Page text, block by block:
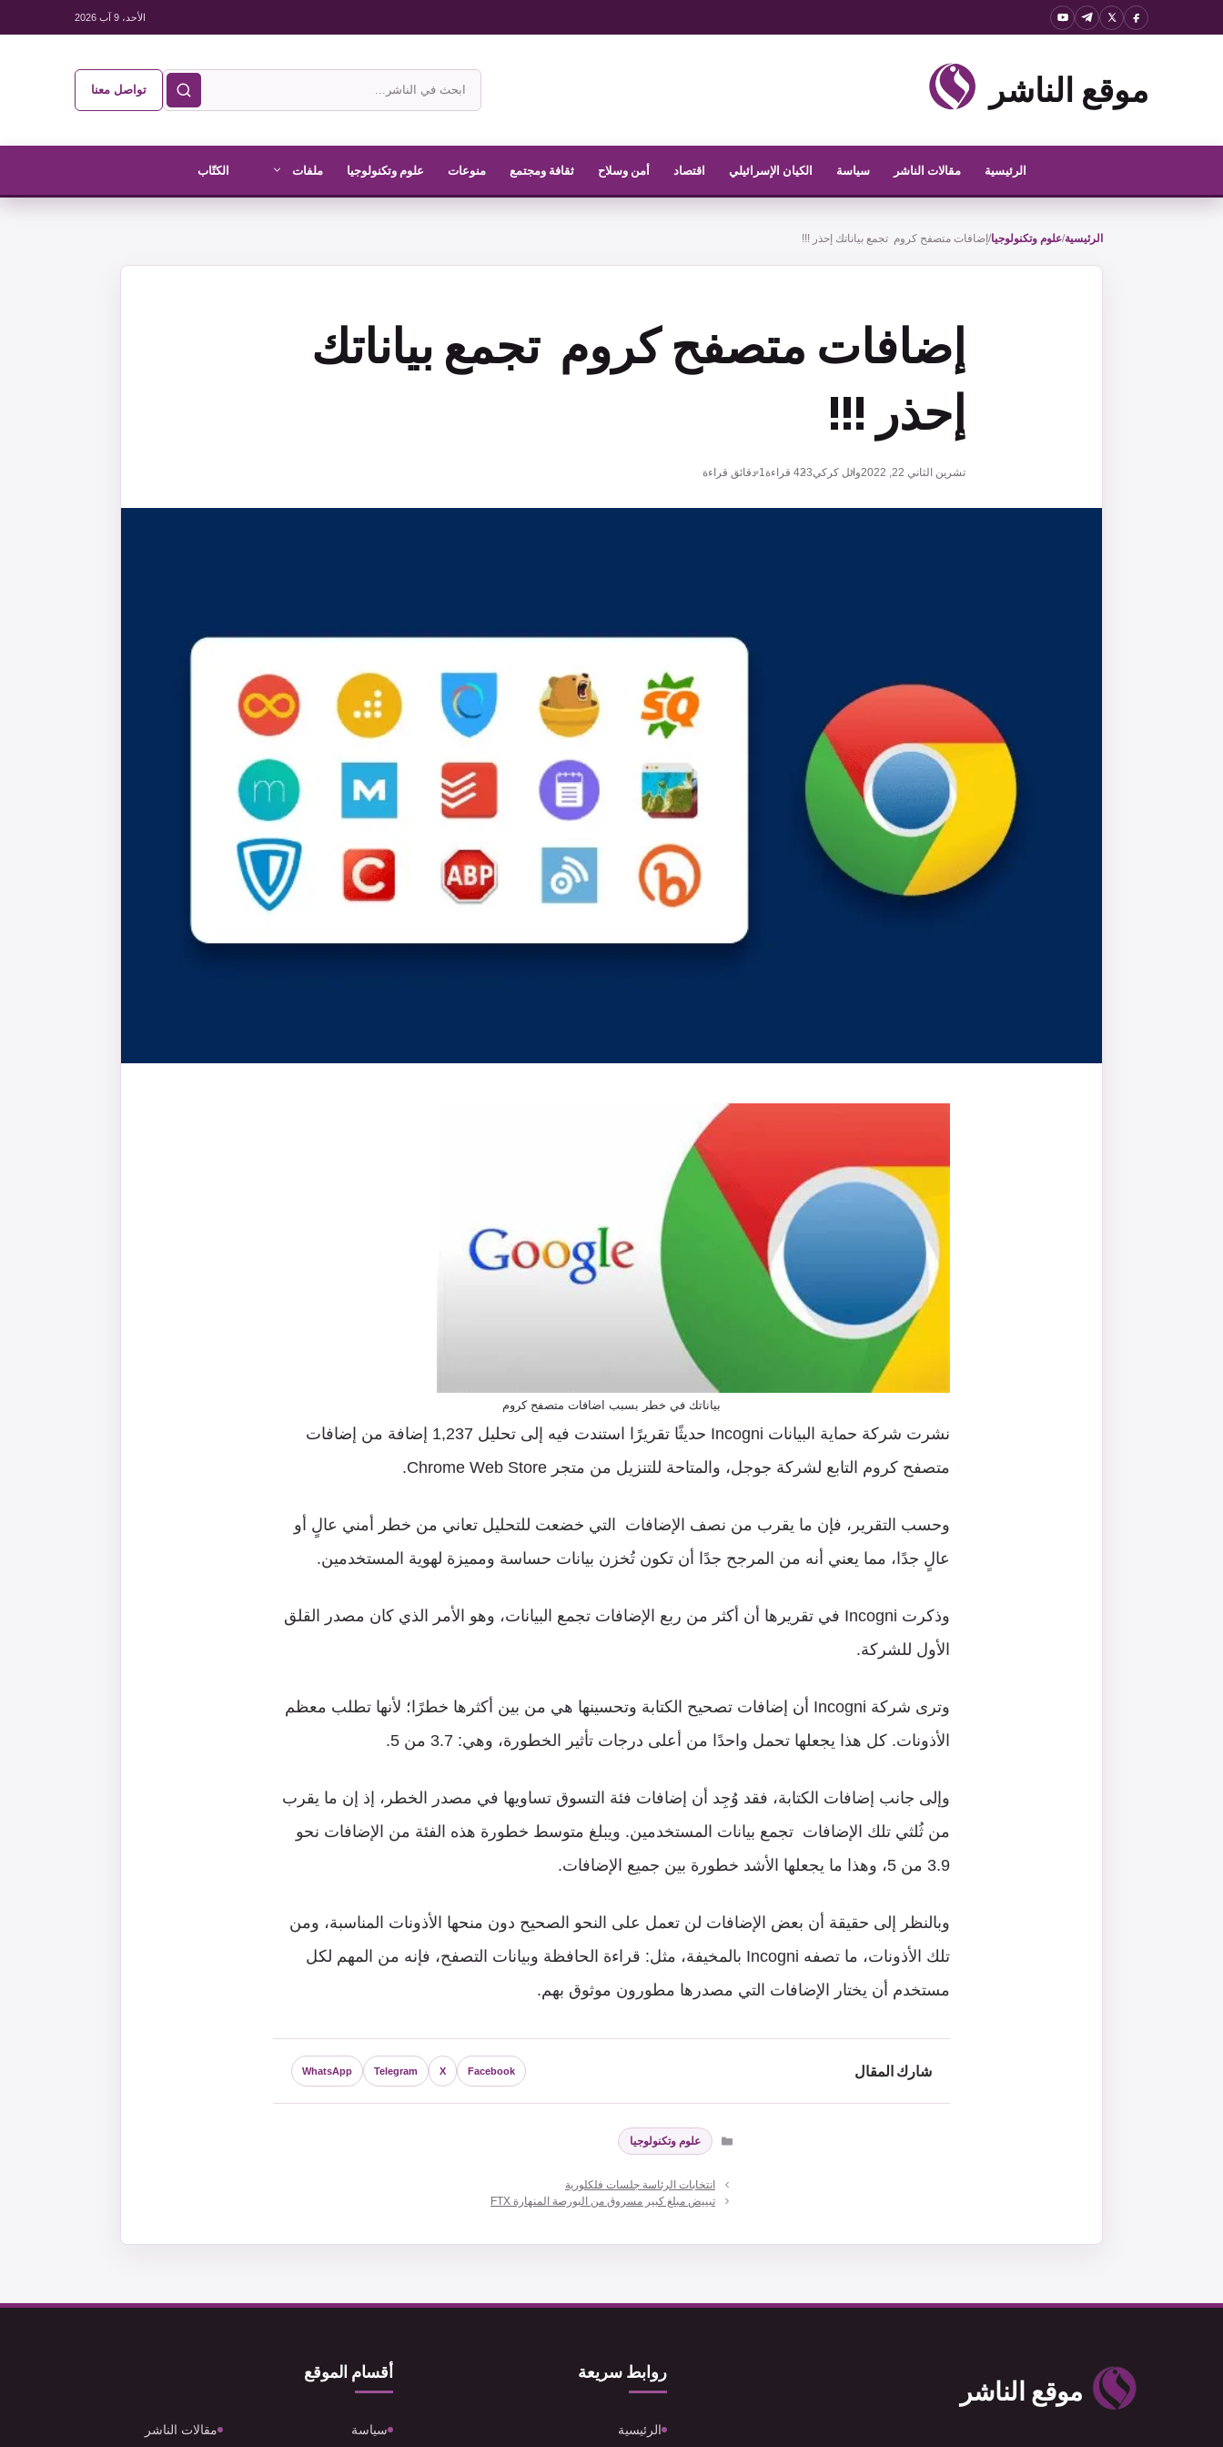
الأحد، 9 آب 2026
موقع الناشر
ابحث
في
الناشر
تواصل معنا
الرئيسية مقالات الناشر سياسة الكيان الإسرائيلي اقتصاد أمن وسلاح ثقافة ومجتمع منوعات علوم وتكنولوجيا ملفات الكتّاب
الرئيسية/علوم وتكنولوجيا/ إضافات متصفح كروم تجمع بياناتك إحذر !!!
إضافات متصفح كروم تجمع بياناتك
إحذر !!!
تشرين الثاني 22, 2022 وائل كركي423 قراءة1 دقائق قراءة
بياناتك في خطر بسبب اضافات متصفح كروم
نشرت شركة حماية البيانات Incogni حديثًا تقريرًا استندت فيه إلى تحليل 1,237 إضافة من إضافات
متصفح كروم التابع لشركة جوجل، والمتاحة للتنزيل من متجر Chrome Web Store.
وحسب التقرير، فإن ما يقرب من نصف الإضافات التي خضعت للتحليل تعاني من خطر أمني عالٍ أو
عالٍ جدًا، مما يعني أنه من المرجح جدًا أن تكون تُخزن بيانات حساسة ومميزة لهوية المستخدمين.
وذكرت Incogni في تقريرها أن أكثر من ربع الإضافات تجمع البيانات، وهو الأمر الذي كان مصدر القلق
الأول للشركة.
وترى شركة Incogni أن إضافات تصحيح الكتابة وتحسينها هي من بين أكثرها خطرًا؛ لأنها تطلب معظم
الأذونات. كل هذا يجعلها تحمل واحدًا من أعلى درجات تأثير الخطورة، وهي: 3.7 من 5.
وإلى جانب إضافات الكتابة، فقد وُجِد أن إضافات فئة التسوق تساويها في مصدر الخطر، إذ إن ما يقرب
من ثُلثي تلك الإضافات تجمع بيانات المستخدمين. ويبلغ متوسط خطورة هذه الفئة من الإضافات نحو
3.9 من 5، وهذا ما يجعلها الأشد خطورة بين جميع الإضافات.
وبالنظر إلى حقيقة أن بعض الإضافات لن تعمل على النحو الصحيح دون منحها الأذونات المناسبة، ومن
تلك الأذونات، ما تصفه Incogni بالمخيفة، مثل: قراءة الحافظة وبيانات التصفح، فإنه من المهم لكل
مستخدم أن يختار الإضافات التي مصدرها مطورون موثوق بهم.
شارك المقال Facebook
X
Telegram
WhatsApp
التصنيفات
علوم وتكنولوجيا
انتخابات الرئاسة جلسات فلكلورية
تبييض مبلغ كبير مسروق من البورصة المنهارة FTX
موقع الناشر روابط سريعة
الرئيسية
أقسام الموقع
سياسة مقالات الناشر